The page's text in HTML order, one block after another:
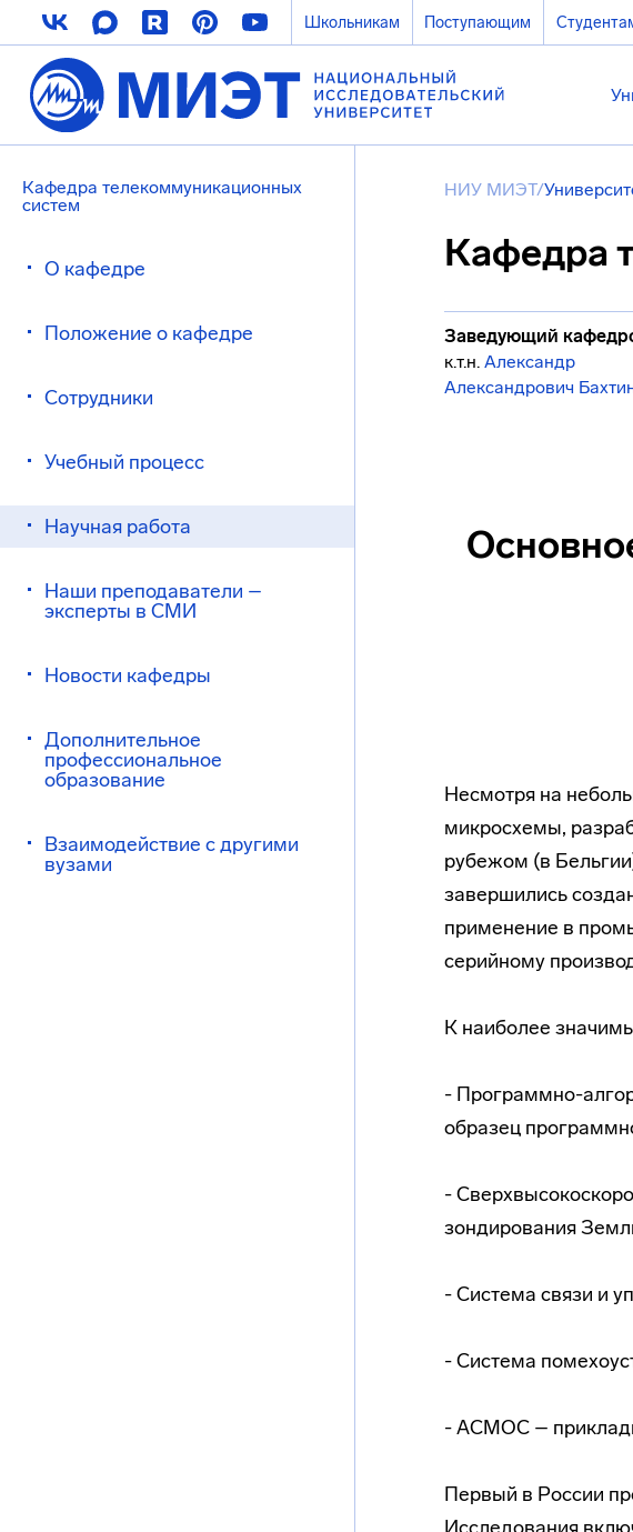
Школьникам Поступающим
Кафедра телекоммуникационных
систем
О кафедре
Положение о кафедре
Сотрудники
Учебный процесс
Научная работа
Наши преподаватели –
эксперты в СМИ
Новости кафедры
Дополнительное
профессиональное
образование
Взаимодействие с другими
вузами
НИУ МИЭТ/
Кафедра
Заведующий
к.т.н. Александр
Александрович
Несмотря на
микросхемы,
рубежом (в
завершились
применение в
серийному
К наиболее
- Программно-
образец
-
зондирования
- Система связи и
- Система
- АСМОС –
Первый в России